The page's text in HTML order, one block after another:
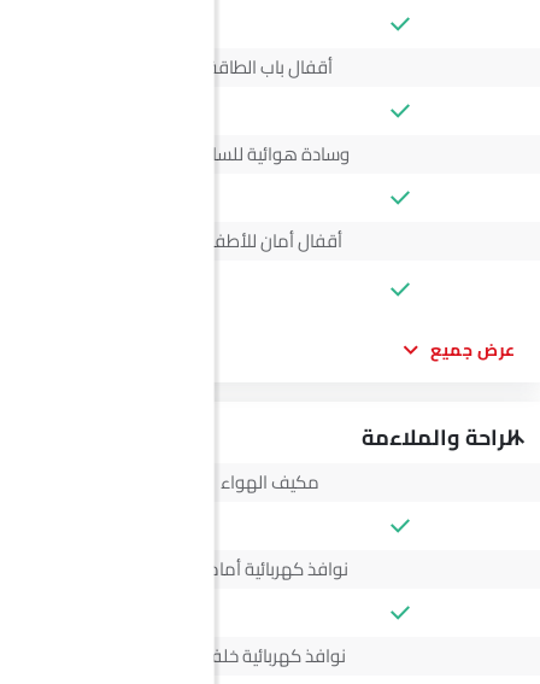
أقفال باب الطاقة
وسادة هوائية للسائق
أقفال أمان للأطفال
عرض جميع
الراحة والملاءمة
مكيف الهواء
نوافذ كهربائية أمامية
نوافذ كهربائية خلفية